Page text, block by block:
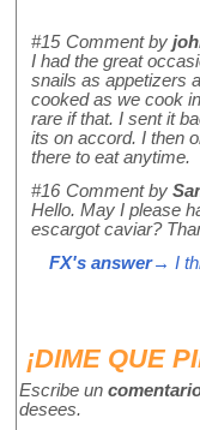
#15 Comment by
I had the great
snails as appetizers
cooked as we cook
rare if that. I sent it
its on accord. I then
there to eat anytime.
#16 Comment by
Hello. May I please
escargot caviar?
FX's answer→ I
¡DIME QUE
Escribe un
desees.